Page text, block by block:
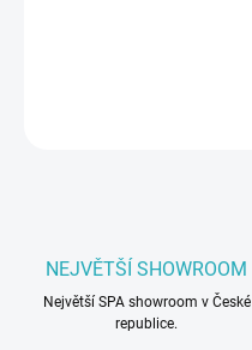
NEJVĚTŠÍ SHOWROOM
Největší SPA showroom v České
republice.